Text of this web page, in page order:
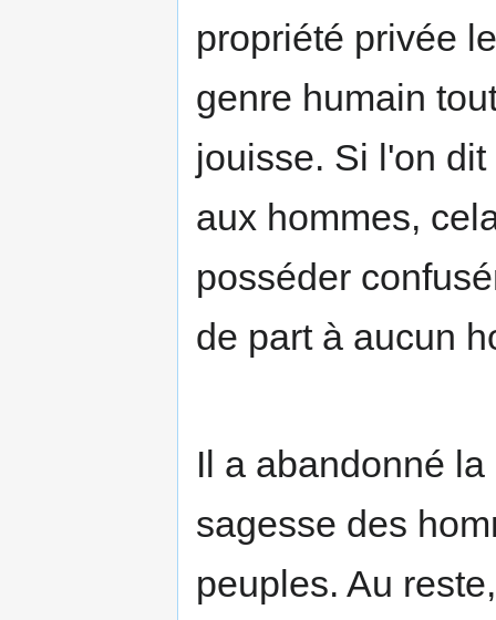
propriété privée
genre humain
jouisse. Si l'on
aux hommes,
posséder
de part à aucun
Il a abandonné
sagesse des
peuples. Au